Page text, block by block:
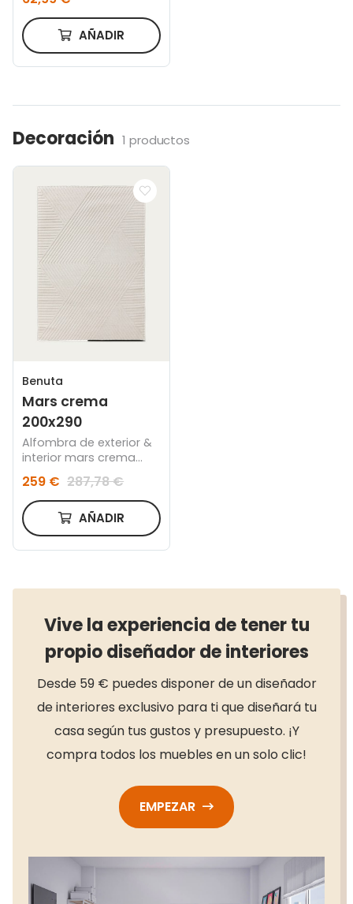
AÑADIR
Decoración 1 productos
Benuta
Mars crema
200x290
Alfombra de exterior &
interior mars crema
200x290
259 € 287,78 €
AÑADIR
Vive la experiencia de tener tu
propio diseñador de interiores
Desde 59 € puedes disponer de un diseñador
de interiores exclusivo para ti que diseñará tu
casa según tus gustos y presupuesto. ¡Y
compra todos los muebles en un solo clic!
EMPEZAR